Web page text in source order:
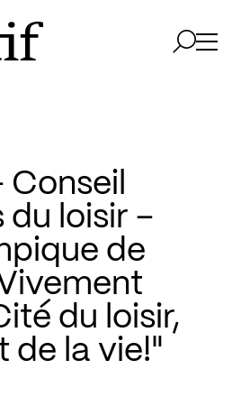
Conseil
loisir –
de
du loisir,
de la vie!"